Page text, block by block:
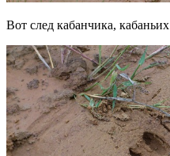
Вот след кабанчика,